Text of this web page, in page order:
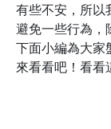
有些不安，所以
避免一些行為，
下面小編為大家
來看看吧！看看